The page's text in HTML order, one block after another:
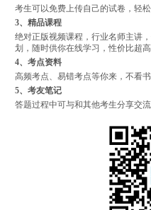
考生可以免费上传自己的试卷，轻
3、精品课程
绝对正版视频课程，行业名师主讲
划，随时供你在线学习，性价比超高
4、考点资料
高频考点、易错考点等你来，不看
5、考友笔记
答题过程中可与和其他考生分享交